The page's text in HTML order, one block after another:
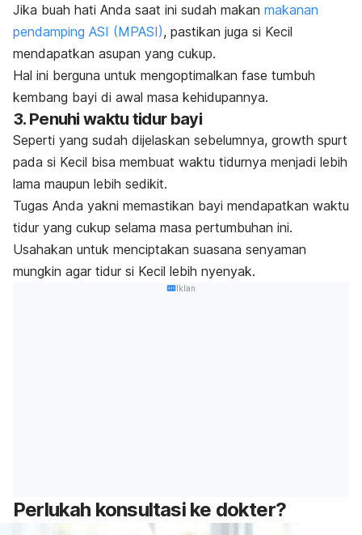
Jika buah hati Anda saat ini sudah makan makanan
pendamping ASI (MPASI), pastikan juga si Kecil
mendapatkan asupan yang cukup.
Hal ini berguna untuk mengoptimalkan fase tumbuh
kembang bayi di awal masa kehidupannya.
3. Penuhi waktu tidur bayi
Seperti yang sudah dijelaskan sebelumnya, growth spurt
pada si Kecil bisa membuat waktu tidurnya menjadi lebih
lama maupun lebih sedikit.
Tugas Anda yakni memastikan bayi mendapatkan waktu
tidur yang cukup selama masa pertumbuhan ini.
Usahakan untuk menciptakan suasana senyaman
mungkin agar tidur si Kecil lebih nyenyak.
Iklan
Perlukah konsultasi ke dokter?